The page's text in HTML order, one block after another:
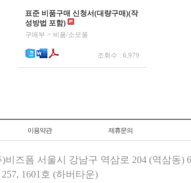
표준 비품구매 신청서(대량구매)(작
성방법 포함)
구매부 > 비품/소모품
조회수 : 6,979
이용약관 제휴문의
)비즈폼 서울시 강남구 역삼로 204 (역삼동)
257, 1601호 (하버타운)